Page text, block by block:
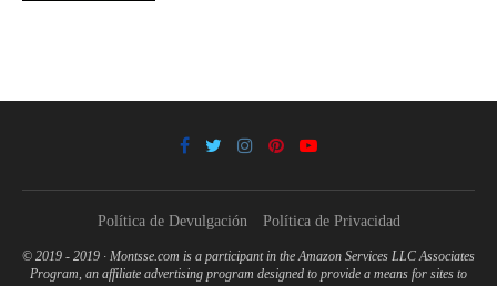
Política de Devulgación Política de Privacidad
© 2019 - 2019 · Montsse.com is a participant in the Amazon Services LLC Associates
Program, an affiliate advertising program designed to provide a means for sites to